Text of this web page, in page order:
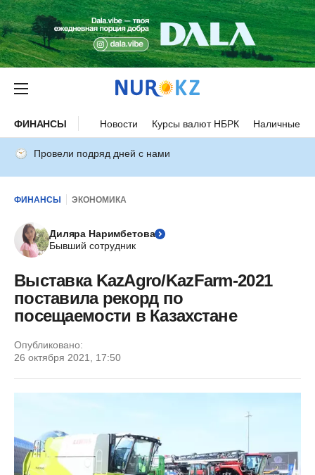
ФИНАНСЫ Новости Курсы валют НБРК Наличные
Провели подряд дней с нами
ФИНАНСЫ ЭКОНОМИКА
Диляра Наримбетова
Бывший сотрудник
Выставка KazAgro/KazFarm-2021
поставила рекорд по
посещаемости в Казахстане
Опубликовано:
26 октября 2021, 17:50